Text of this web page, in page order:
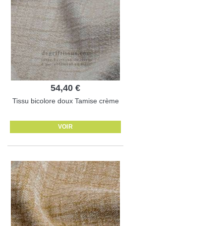
54,40 €
Tissu bicolore doux Tamise crème
VOIR